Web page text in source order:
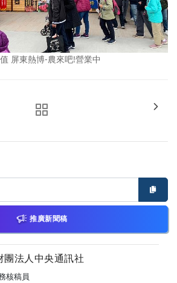
屏東熱博-農來吧!營業中
推廣新聞稿
團法人中央通訊社
核稿員